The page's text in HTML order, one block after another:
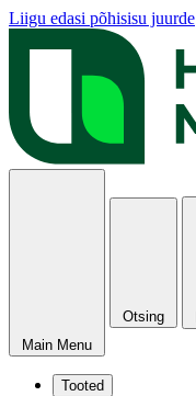
Liigu edasi põhisisu juurde
Main Menu
Otsing
Tooted